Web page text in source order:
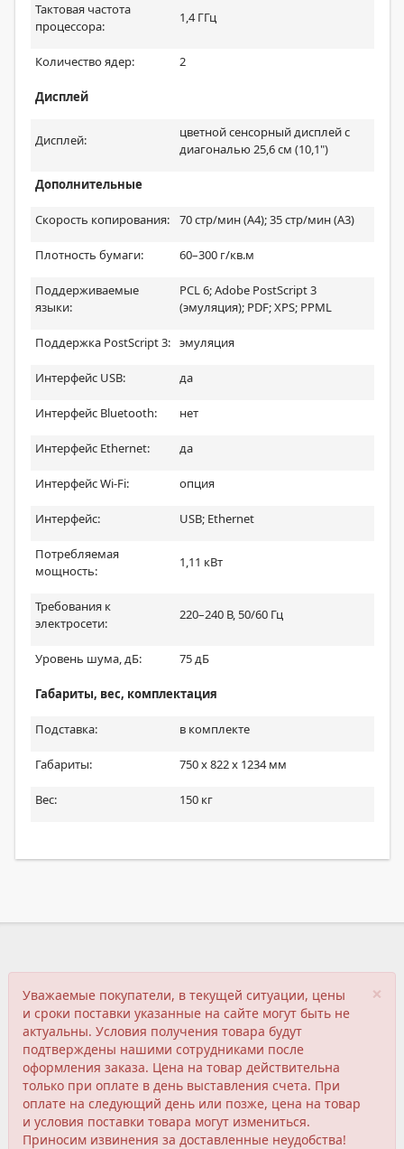
Тактовая частота
процессора:
1,4 ГГц
Количество ядер: 2
Дисплей
Дисплей:
цветной сенсорный дисплей с
диагональю 25,6 см (10,1")
Дополнительные
Скорость копирования: 70 стр/мин (A4); 35 стр/мин (A3)
Плотность бумаги: 60–300 г/кв.м
Поддерживаемые
языки:
PCL 6; Adobe PostScript 3
(эмуляция); PDF; XPS; PPML
Поддержка PostScript 3: эмуляция
Интерфейс USB: да
Интерфейс Bluetooth: нет
Интерфейс Ethernet: да
Интерфейс Wi-Fi: опция
Интерфейс: USB; Ethernet
Потребляемая
мощность:
1,11 кВт
Требования к
электросети:
220–240 В, 50/60 Гц
Уровень шума, дБ: 75 дБ
Габариты, вес, комплектация
Подставка: в комплекте
Габариты: 750 x 822 x 1234 мм
Вес: 150 кг
×
Уважаемые покупатели, в текущей ситуации, цены
и сроки поставки указанные на сайте могут быть не
актуальны. Условия получения товара будут
подтверждены нашими сотрудниками после
оформления заказа. Цена на товар действительна
только при оплате в день выставления счета. При
оплате на следующий день или позже, цена на товар
и условия поставки товара могут измениться.
Приносим извинения за доставленные неудобства!